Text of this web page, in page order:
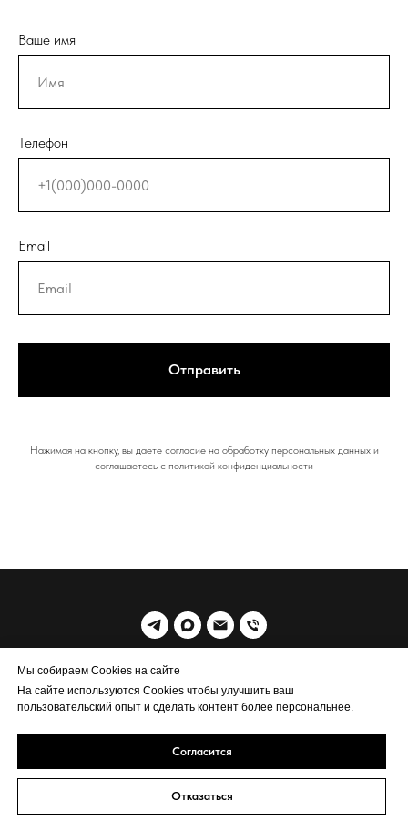
Ваше имя
Телефон
Email
Отправить
Нажимая на кнопку, вы даете согласие на обработку персональных данных и
соглашаетесь c политикой конфиденциальности
Мы собираем Cookies на сайте
На сайте используются Cookies чтобы улучшить ваш
пользовательский опыт и сделать контент более персональнее.
Согласится
Отказаться
© 2019 MrWoodSiberia
Политика обработки персональных данных